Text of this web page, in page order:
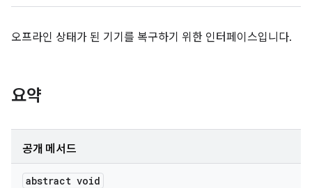
오프라인 상태가 된 기기를 복구하기 위한 인터페이스입니다.
요약
공개 메서드
abstract void